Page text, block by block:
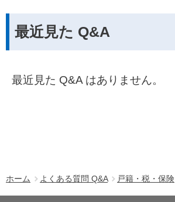
ホーム よくある質問 Q&A 戸籍・税・保険
最近見た Q&A
最近見た Q&A はありません。